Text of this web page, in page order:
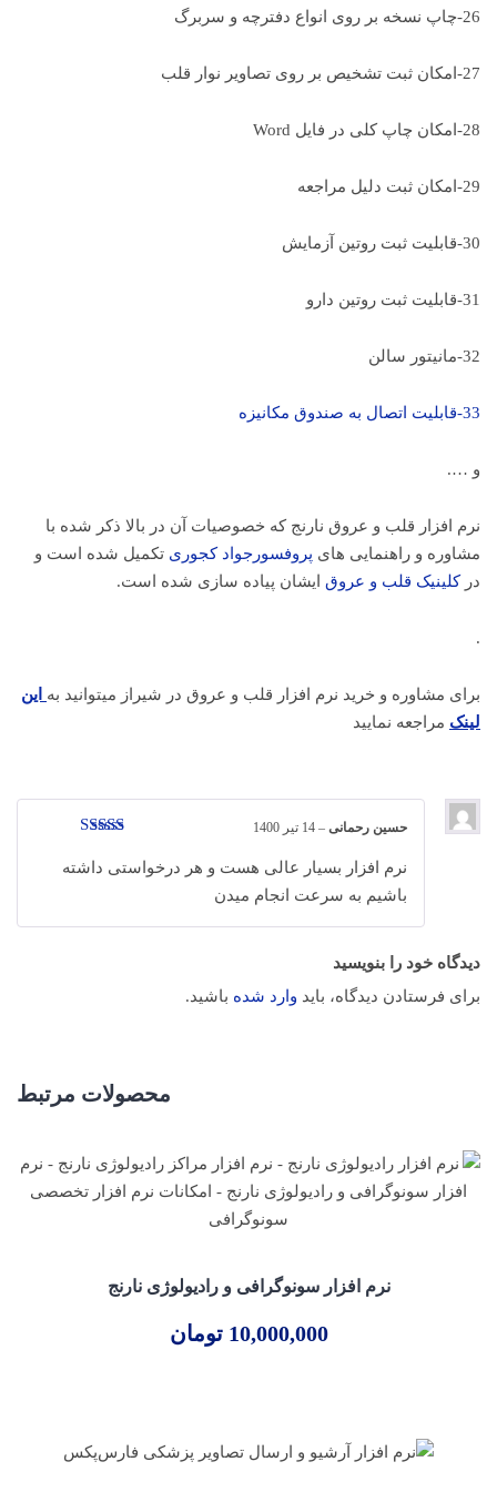
26-چاپ نسخه بر روی انواع دفترچه و سربرگ
27-امکان ثبت تشخیص بر روی تصاویر نوار قلب
28-امکان چاپ کلی در فایل Word
29-امکان ثبت دلیل مراجعه
30-قابلیت ثبت روتین آزمایش
31-قابلیت ثبت روتین دارو
32-مانیتور سالن
33-قابلیت اتصال به صندوق مکانیزه
و ….
نرم افزار قلب و عروق نارنج که خصوصیات آن در بالا ذکر شده با
مشاوره و راهنمایی های پروفسورجواد کجوری تکمیل شده است و
درکلینیک قلب و عروق ایشان پیاده سازی شده است.
.
برای مشاوره و خرید نرم افزار قلب و عروق در شیراز میتوانید به این
لینک مراجعه نمایید
حسین رحمانی – 14 تیر 1400
نرم افزار بسیار عالی هست و هر درخواستی داشته
باشیم به سرعت انجام میدن
دیدگاه خود را بنویسید
برای فرستادن دیدگاه، باید وارد شده باشید.
محصولات مرتبط
نرم افزار سونوگرافی و رادیولوژی نارنج
10,000,000 تومان